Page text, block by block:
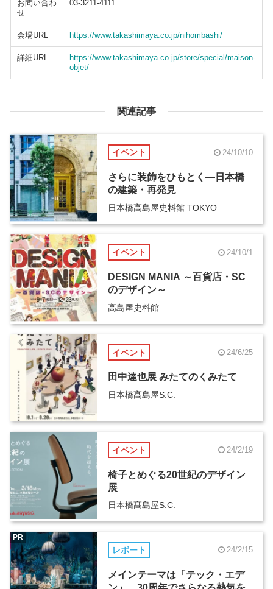
お問い合わ
せ
03-3211-4111
会場URL https://www.takashimaya.co.jp/nihombashi/
詳細URL
https://www.takashimaya.co.jp/store/special/maison-
objet/
関連記事
イベント 24/10/10
さらに装飾をひもとく―日本橋
の建築・再発見
日本橋高島屋史料館 TOKYO
イベント 24/10/1
DESIGN MANIA ～百貨店・SC
のデザイン～
高島屋史料館
イベント 24/6/25
田中達也展 みたてのくみたて
日本橋髙島屋S.C.
イベント 24/2/19
椅子とめぐる20世紀のデザイン
展
日本橋髙島屋S.C.
レポート 24/2/15
メインテーマは「テック・エデ
PR